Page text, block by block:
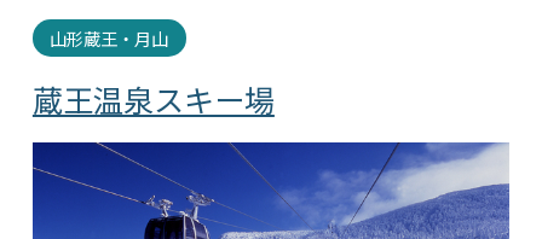
蔵王温泉スキー場
山形蔵王・月山